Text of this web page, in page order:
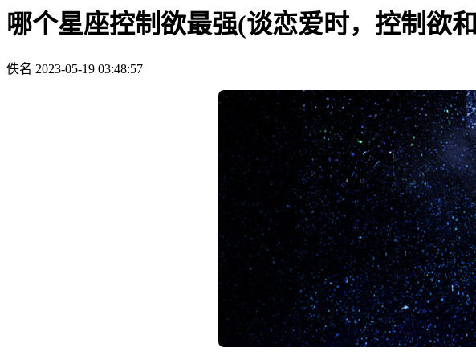
哪个星座控制欲最强(谈恋爱时，控制欲
佚名 2023-05-19 03:48:57